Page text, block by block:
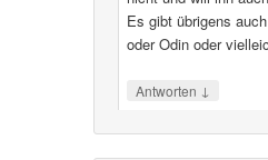
Es gibt übrigens
oder Odin oder
Antworten ↓